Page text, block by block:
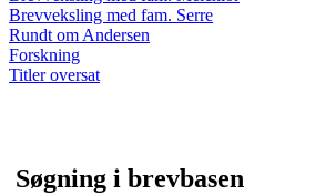
Brevveksling med fam. Serre
Rundt om Andersen
Forskning
Titler oversat
Søgning i brevbasen